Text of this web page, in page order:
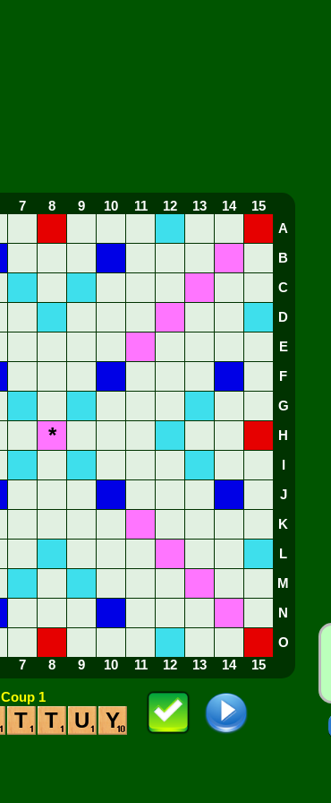
7 8 9 10 11 12 13 14
15
A
B
C
D
E
F
G
* H
J
K
L
M
N
O
7 8 9 10 11 12 13 14 15
Coup 1
T T U Y